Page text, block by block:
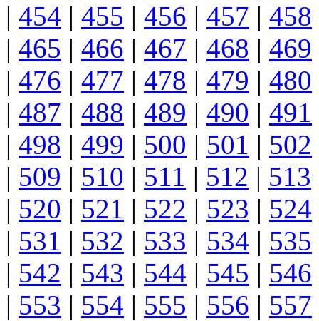
| 454 | 455 | 456 | 457 | 458
| 465 | 466 | 467 | 468 | 469
| 476 | 477 | 478 | 479 | 480
| 487 | 488 | 489 | 490 | 491
| 498 | 499 | 500 | 501 | 502
| 509 | 510 | 511 | 512 | 513
| 520 | 521 | 522 | 523 | 524
| 531 | 532 | 533 | 534 | 535
| 542 | 543 | 544 | 545 | 546
| 553 | 554 | 555 | 556 | 557